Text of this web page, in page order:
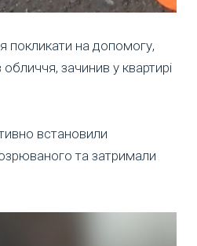
покликати на допомогу,
зачинив у квартирі
встановили
та затримали